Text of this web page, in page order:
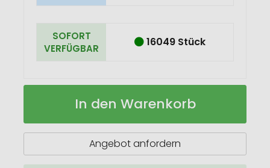
SOFORT
VERFÜGBAR
16049 Stück
Gloxa
Auf
In den Warenkorb
Angebot anfordern